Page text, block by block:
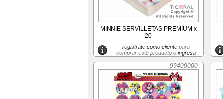
MINNIE SERVILLETAS PREMIUM x
20
registrate como clientepara
comprar este producto o ingresa
99409000